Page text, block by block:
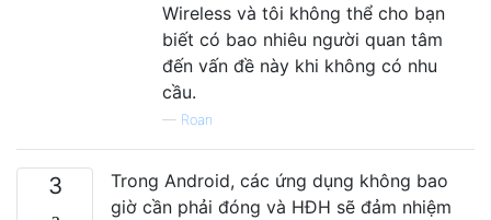
Wireless và tôi không thể cho bạn
biết có bao nhiêu người quan tâm
đến vấn đề này khi không có nhu
cầu.
— Roan
3
Trong Android, các ứng dụng không bao
giờ cần phải đóng và HĐH sẽ đảm nhiệm